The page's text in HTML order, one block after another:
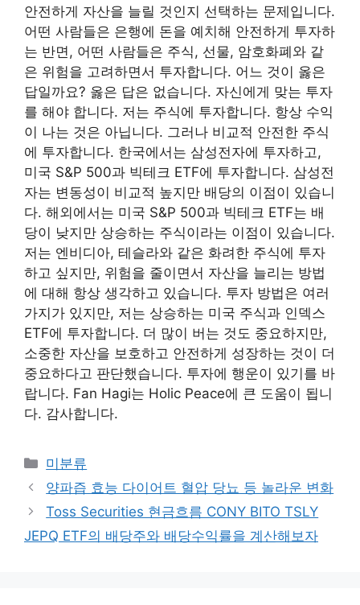
안전하게 자산을 늘릴 것인지 선택하는 문제입니다.
어떤 사람들은 은행에 돈을 예치해 안전하게 투자하
는 반면, 어떤 사람들은 주식, 선물, 암호화폐와 같
은 위험을 고려하면서 투자합니다. 어느 것이 옳은
답일까요? 옳은 답은 없습니다. 자신에게 맞는 투자
를 해야 합니다. 저는 주식에 투자합니다. 항상 수익
이 나는 것은 아닙니다. 그러나 비교적 안전한 주식
에 투자합니다. 한국에서는 삼성전자에 투자하고,
미국 S&P 500과 빅테크 ETF에 투자합니다. 삼성전
자는 변동성이 비교적 높지만 배당의 이점이 있습니
다. 해외에서는 미국 S&P 500과 빅테크 ETF는 배
당이 낮지만 상승하는 주식이라는 이점이 있습니다.
저는 엔비디아, 테슬라와 같은 화려한 주식에 투자
하고 싶지만, 위험을 줄이면서 자산을 늘리는 방법
에 대해 항상 생각하고 있습니다. 투자 방법은 여러
가지가 있지만, 저는 상승하는 미국 주식과 인덱스
ETF에 투자합니다. 더 많이 버는 것도 중요하지만,
소중한 자산을 보호하고 안전하게 성장하는 것이 더
중요하다고 판단했습니다. 투자에 행운이 있기를 바
랍니다. Fan Hagi는 Holic Peace에 큰 도움이 됩니
다. 감사합니다.
Categories
미분류
양파즙 효능 다이어트 혈압 당뇨 등 놀라운 변화
Toss Securities 현금흐름 CONY BITO TSLY
JEPQ ETF의 배당주와 배당수익률을 계산해보자